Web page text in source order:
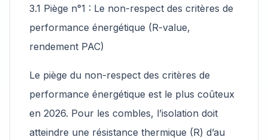
3.1 Piège n°1 : Le non-respect des critères de
performance énergétique (R-value,
rendement PAC)
Le piège du non-respect des critères de
performance énergétique est le plus coûteux
en 2026. Pour les combles, l’isolation doit
atteindre une résistance thermique (R) d’au